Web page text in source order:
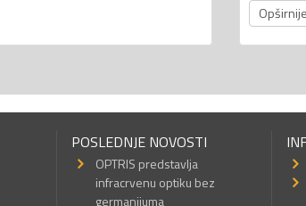
POSLEDNJE NOVOSTI
OPTRIS predstavlja
infracrvenu optiku bez
germanijuma